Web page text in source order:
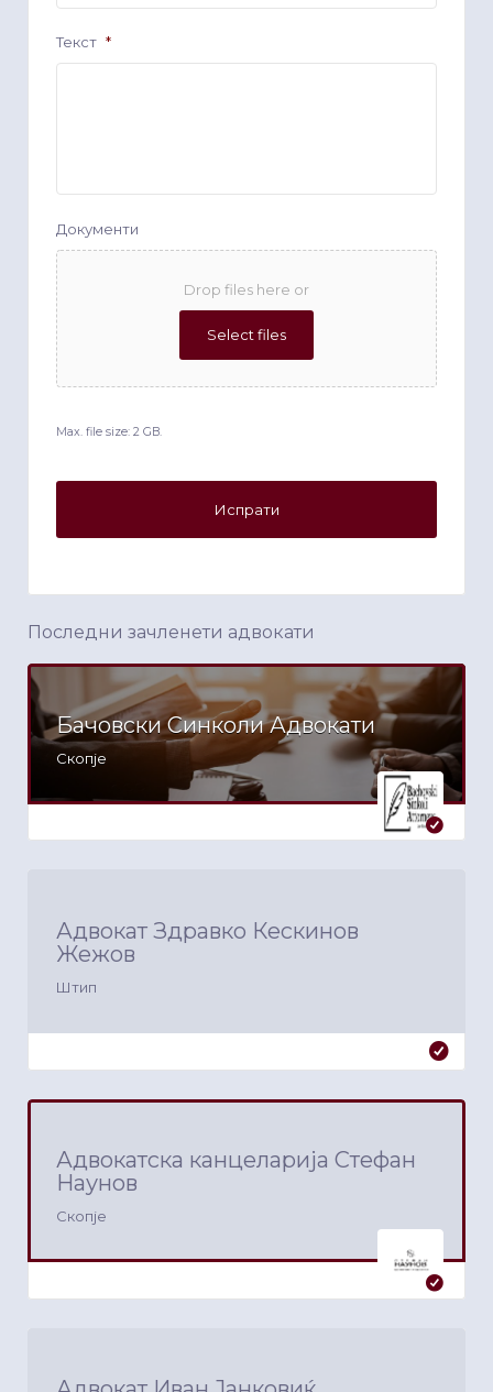
Текст *
Документи
Drop files here or
Select files
Max. file size: 2 GB.
Последни зачленети адвокати
Бачовски Синколи Адвокати
Скопје
Адвокат Здравко Кескинов
Жежов
Штип
Адвокатска канцеларија Стефан
Наунов
Скопје